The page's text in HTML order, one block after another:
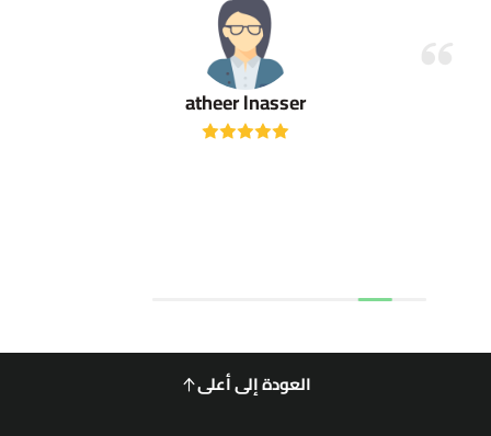
atheer lnasser
العودة إلى أعلى